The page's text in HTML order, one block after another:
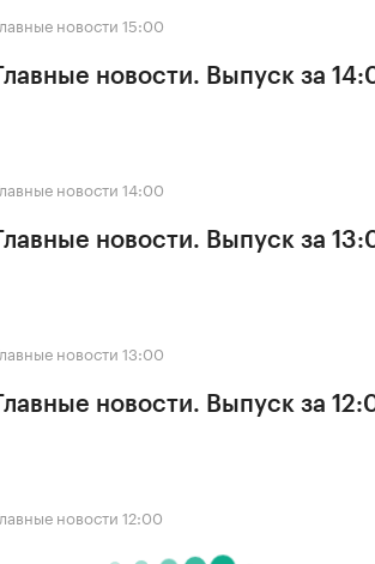
новости 15:00
Главные новости. Выпуск за
новости 14:00
Главные новости. Выпуск за
новости 13:00
Главные новости. Выпуск за
новости 12:00